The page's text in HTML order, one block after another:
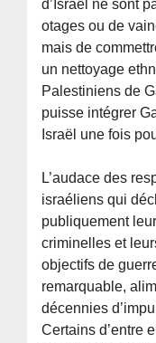
d’Israël ne sont
otages ou de
mais de
un nettoyage
Palestiniens de
puisse intégrer
Israël une fois
L’audace des
israéliens qui
publiquement
criminelles et
objectifs de
remarquable,
décennies
Certains d’entre